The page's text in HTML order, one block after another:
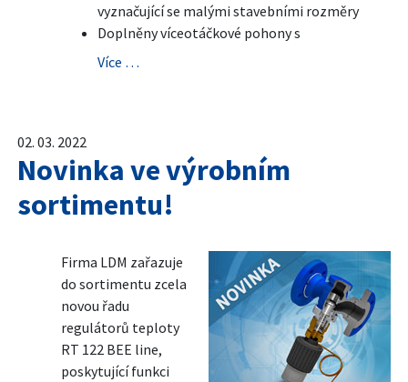
vyznačující se malými stavebními rozměry
Doplněny víceotáčkové pohony s
Více …
02. 03. 2022
Novinka ve výrobním
sortimentu!
Firma LDM zařazuje
do sortimentu zcela
novou řadu
regulátorů teploty
RT 122 BEE line,
poskytující funkci